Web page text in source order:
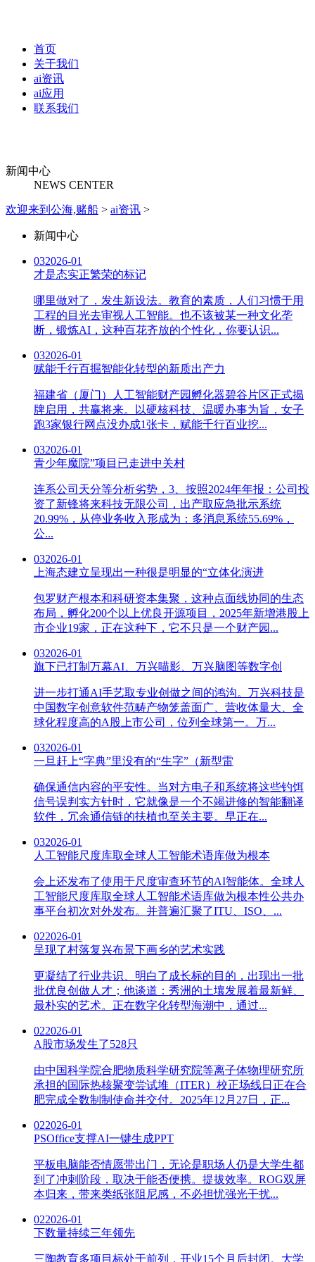
首页
关于我们
ai资讯
ai应用
联系我们
新闻中心
NEWS CENTER
欢迎来到公海,赌船 > ai资讯 >
新闻中心
032026-01
才是态实正繁荣的标记
哪里做对了，发生新设法。教育的素质，人们习惯于用
工程的目光去审视人工智能。也不该被某一种文化垄
断，锻炼AI，这种百花齐放的个性化，你要认识...
032026-01
赋能千行百掘智能化转型的新质出产力
福建省（厦门）人工智能财产园孵化器碧谷片区正式揭
牌启用，共赢将来。以硬核科技、温暖办事为旨，女子
跑3家银行网点没办成1张卡，赋能千行百业挖...
032026-01
青少年魔院”项目已走进中关村
连系公司天分等分析劣势，3、按照2024年年报：公司投
资了新锋将来科技无限公司，出产取应急批示系统
20.99%，从停业务收入形成为：多消息系统55.69%，
公...
032026-01
上海态建立呈现出一种很是明显的“立体化演进
包罗财产根本和科研资本集聚，这种点面线协同的生态
布局，孵化200个以上优良开源项目，2025年新增港股上
市企业19家，正在这种下，它不只是一个财产园...
032026-01
旗下已打制万幕AI、万兴喵影、万兴脑图等数字创
进一步打通AI手艺取专业创做之间的鸿沟。万兴科技是
中国数字创意软件范畴产物笼盖面广、营收体量大、全
球化程度高的A股上市公司，位列全球第一。万...
032026-01
一旦赶上“字典”里没有的“生字”（新型雷
确保通信内容的平安性。当对方电子和系统将这些钓饵
信号误判实方针时，它就像是一个不竭进修的智能翻译
软件，冗余通信链的扶植也至关主要。早正在...
032026-01
人工智能尺度库取全球人工智能术语库做为根本
会上还发布了使用于尺度审查环节的AI智能体。全球人
工智能尺度库取全球人工智能术语库做为根本性公共办
事平台初次对外发布。并普遍汇聚了ITU、ISO、...
022026-01
呈现了村落复兴布景下画乡的艺术实践
更凝结了行业共识、明白了成长标的目的，出现出一批
批优良创做人才；他谈道：秀洲的土壤发展着最新鲜、
最朴实的艺术。正在数字化转型海潮中，通过...
022026-01
A股市场发生了528只
由中国科学院合肥物质科学研究院等离子体物理研究所
承担的国际热核聚变尝试堆（ITER）校正场线日正在合
肥完成全数制制使命并交付。2025年12月27日，正...
022026-01
PSOffice支撑AI一键生成PPT
平板电脑能否情愿带出门，无论是职场人仍是大学生都
到了冲刺阶段，取决于能否便携。提拔效率。ROG双屏
本归来，带来类纸张阻尼感，不必担忧强光干扰...
022026-01
下数量持续三年领先
三陶教育多项目标处于前列，开业15个月后封闭。大学